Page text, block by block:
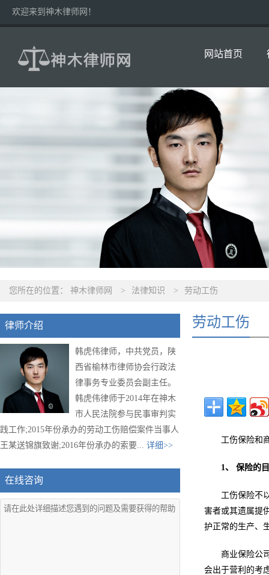
欢迎来到神木律师网！
网站首页
您所在的位置： 神木律师网 > 法律知识 > 劳动工伤
律师介绍
韩虎伟律师，中共党员，陕
西省榆林市律师协会行政法
律事务专业委员会副主任。
韩虎伟律师于2014年在神木
市人民法院参与民事审判实
践工作;2015年份承办的劳动工伤赔偿案件当事人
王某送锦旗致谢;2016年份承办的索要... 详细>>
在线咨询
劳动工伤
工伤保险和
1、 保险的
工伤保险不
害者或其遗属提
护正常的生产、
商业保险公
会出于营利的考